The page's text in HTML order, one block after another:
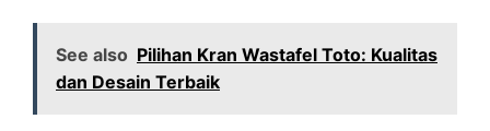
See also Pilihan Kran Wastafel Toto: Kualitas
dan Desain Terbaik